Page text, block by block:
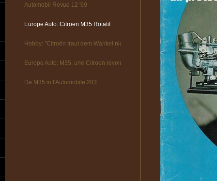
Automobil Revue 12 '69
Europe Auto: Citroen M35 Rotatif
Hobby: "Citroën traut dem Wankel nicht!"
Europe Auto: M35, une Citroen revolutionnaire
De M35 in l'Automobile 283